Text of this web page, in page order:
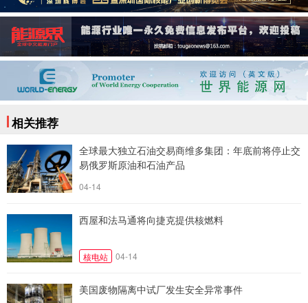
相关推荐
全球最大独立石油交易商维多集团：年底前将停止交
易俄罗斯原油和石油产品
04-14
西屋和法马通将向捷克提供核燃料
核电站 04-14
美国废物隔离中试厂发生安全异常事件